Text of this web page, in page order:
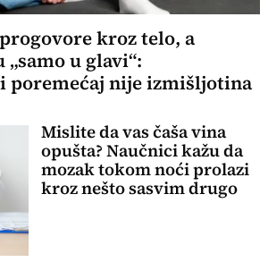
kroz telo, a
u glavi“:
poremećaj nije izmišljotina
Mislite da vas čaša vina
opušta? Naučnici kažu da
mozak tokom noći prolazi
kroz nešto sasvim drugo